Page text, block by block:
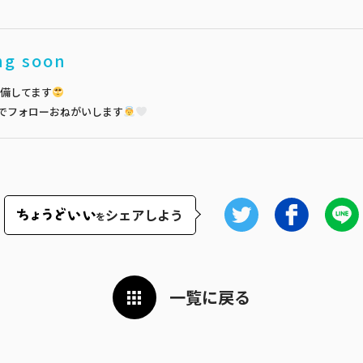
soon
してます
フォローおねがいします
をシェアしよう
一覧に戻る